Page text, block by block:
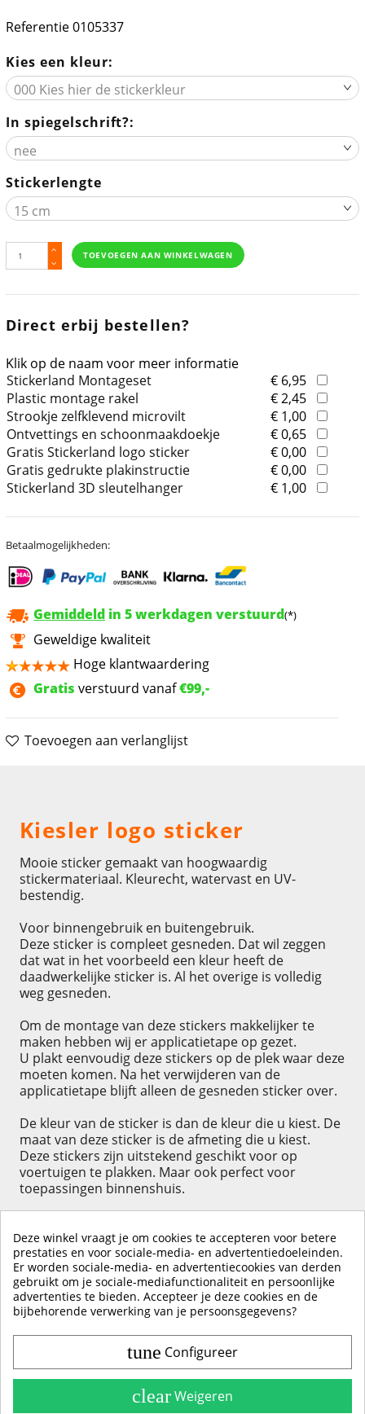
Referentie0105337
Kies een kleur:
In spiegelschrift?:
Stickerlengte
TOEVOEGEN AAN WINKELWAGEN
Direct erbij bestellen?
Klik op de naam voor meer informatie
Stickerland Montageset
€ 6,95
Plastic montage rakel
€ 2,45
Strookje zelfklevend microvilt
€ 1,00
Ontvettings en schoonmaakdoekje
€ 0,65
Gratis Stickerland logo sticker
€ 0,00
Gratis gedrukte plakinstructie
€ 0,00
Stickerland 3D sleutelhanger
€ 1,00
Betaalmogelijkheden:
Gemiddeld in 5 werkdagen verstuurd(*)
Geweldige kwaliteit
Hoge klantwaardering
Gratis verstuurd vanaf€99,-
Toevoegen aan verlanglijst
Kiesler logo sticker
Mooie sticker gemaakt van hoogwaardig
stickermateriaal. Kleurecht, watervast en UV-
bestendig.
Voor binnengebruik en buitengebruik.
Deze sticker is compleet gesneden. Dat wil zeggen
dat wat in het voorbeeld een kleur heeft de
daadwerkelijke sticker is. Al het overige is volledig
weg gesneden.
Om de montage van deze stickers makkelijker te
maken hebben wij er applicatietape op gezet.
U plakt eenvoudig deze stickers op de plek waar deze
moeten komen. Na het verwijderen van de
applicatietape blijft alleen de gesneden sticker over.
De kleur van de sticker is dan de kleur die u kiest. De
maat van deze sticker is de afmeting die u kiest.
Deze stickers zijn uitstekend geschikt voor op
voertuigen te plakken. Maar ook perfect voor
toepassingen binnenshuis.
KLIK HIER OM EEN ​​RECENSIE ACHTER TE LATEN
Deze winkel vraagt je om cookies te accepteren voor betere
prestaties en voor sociale-media- en advertentiedoeleinden.
Er worden sociale-media- en advertentiecookies van derden
gebruikt om je sociale-mediafunctionaliteit en persoonlijke
advertenties te bieden. Accepteer je deze cookies en de
bijbehorende verwerking van je persoonsgegevens?
tune Configureer
clearWeigeren